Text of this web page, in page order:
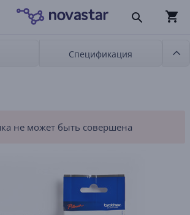
Спецификация
не может быть совершена